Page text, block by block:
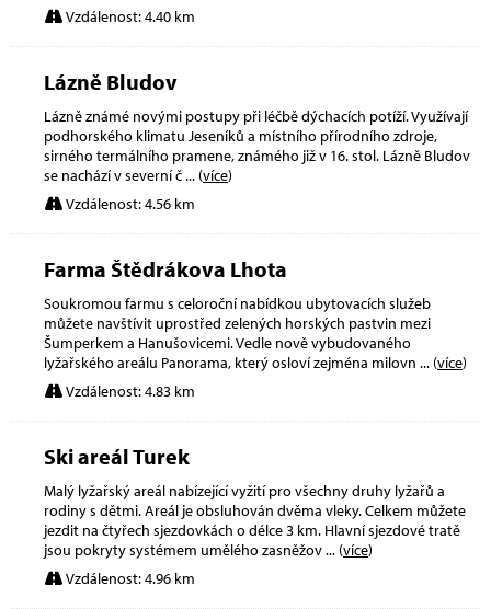
Vzdálenost: 4.40 km
Lázně Bludov
Lázně známé novými postupy při léčbě dýchacích potíží. Využívají
podhorského klimatu Jeseníků a místního přírodního zdroje,
sirného termálního pramene, známého již v 16. stol. Lázně Bludov
se nachází v severní č... (více)
Vzdálenost: 4.56 km
Farma Štědrákova Lhota
Soukromou farmu s celoroční nabídkou ubytovacích služeb
můžete navštívit uprostřed zelených horských pastvin mezi
Šumperkem a Hanušovicemi. Vedle nově vybudovaného
lyžařského areálu Panorama, který osloví zejména milovn ... (více)
Vzdálenost: 4.83 km
Ski areál Turek
Malý lyžařský areál nabízející vyžití pro všechny druhy lyžařů a
rodiny s dětmi. Areál je obsluhován dvěma vleky. Celkem můžete
jezdit na čtyřech sjezdovkách o délce 3 km. Hlavní sjezdové tratě
jsou pokryty systémem umělého zasněžov... (více)
Vzdálenost: 4.96 km